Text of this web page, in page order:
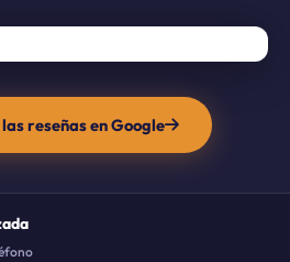
reseñas en Google